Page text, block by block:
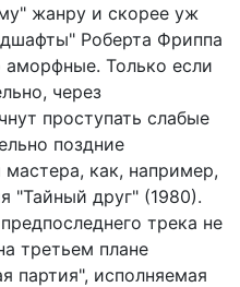
жанру и скорее уж
Роберта Фриппа
Только если
через
проступать слабые
поздние
как, например,
"Тайный друг" (1980).
трека не
третьем плане
партия", исполняемая